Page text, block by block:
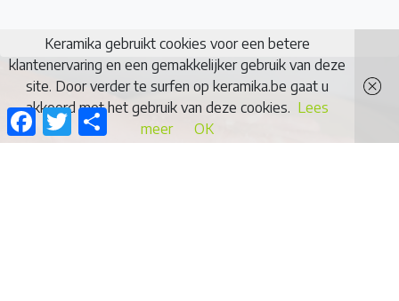
FacebookTwitterDelen
Keramika gebruikt cookies voor een betere
klantenervaring en een gemakkelijker gebruik van deze
site. Door verder te surfen op keramika.be gaat u
akkoord met het gebruik van deze cookies. Lees
meer
OK